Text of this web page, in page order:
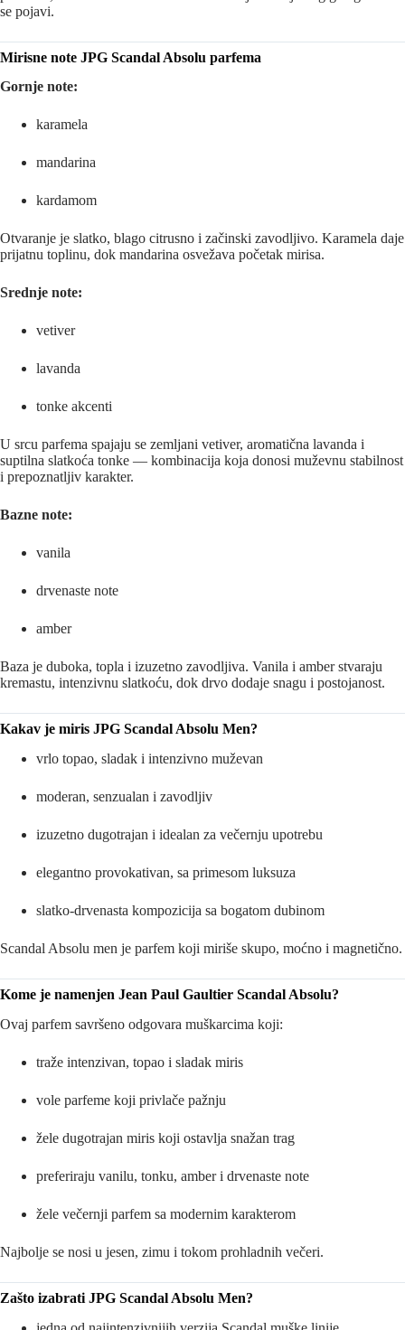
se pojavi.
Mirisne note JPG Scandal Absolu parfema
Gornje note:
karamela
mandarina
kardamom
Otvaranje je slatko, blago citrusno i začinski zavodljivo. Karamela daje
prijatnu toplinu, dok mandarina osvežava početak mirisa.
Srednje note:
vetiver
lavanda
tonke akcenti
U srcu parfema spajaju se zemljani vetiver, aromatična lavanda i
suptilna slatkoća tonke — kombinacija koja donosi muževnu stabilnost
i prepoznatljiv karakter.
Bazne note:
vanila
drvenaste note
amber
Baza je duboka, topla i izuzetno zavodljiva. Vanila i amber stvaraju
kremastu, intenzivnu slatkoću, dok drvo dodaje snagu i postojanost.
Kakav je miris JPG Scandal Absolu Men?
vrlo topao, sladak i intenzivno muževan
moderan, senzualan i zavodljiv
izuzetno dugotrajan i idealan za večernju upotrebu
elegantno provokativan, sa primesom luksuza
slatko-drvenasta kompozicija sa bogatom dubinom
Scandal Absolu men je parfem koji miriše skupo, moćno i magnetično.
Kome je namenjen Jean Paul Gaultier Scandal Absolu?
Ovaj parfem savršeno odgovara muškarcima koji:
traže intenzivan, topao i sladak miris
vole parfeme koji privlače pažnju
žele dugotrajan miris koji ostavlja snažan trag
preferiraju vanilu, tonku, amber i drvenaste note
žele večernji parfem sa modernim karakterom
Najbolje se nosi u jesen, zimu i tokom prohladnih večeri.
Zašto izabrati JPG Scandal Absolu Men?